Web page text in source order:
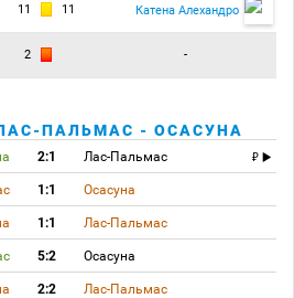
11 11 Катена Алехандро
2 -
ПАЛЬМАС - ОСАСУНА
2:1 Лас-Пальмас
1:1 Осасуна
1:1 Лас-Пальмас
5:2 Осасуна
2:2 Лас-Пальмас